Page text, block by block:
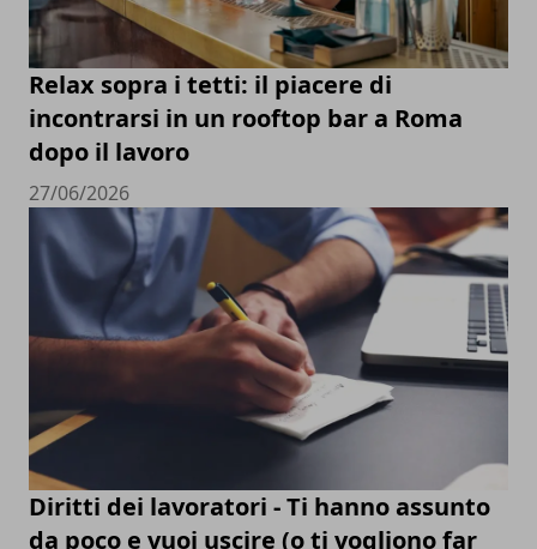
Relax sopra i tetti: il piacere di
incontrarsi in un rooftop bar a Roma
dopo il lavoro
27/06/2026
Diritti dei lavoratori - Ti hanno assunto
da poco e vuoi uscire (o ti vogliono far